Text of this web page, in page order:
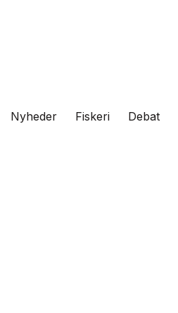
Nyheder Fiskeri Debat